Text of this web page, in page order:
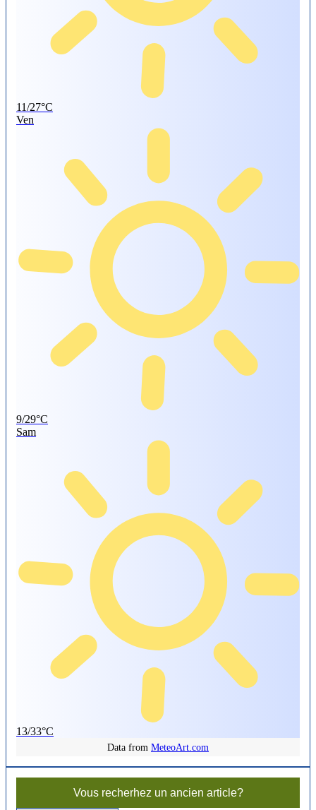
11/27°C
Ven
9/29°C
Sam
13/33°C
Data from MeteoArt.com
Vous recherhez un ancien article?